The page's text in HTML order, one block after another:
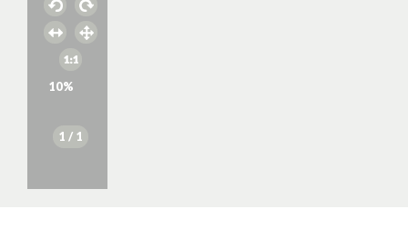
10%
1 / 1